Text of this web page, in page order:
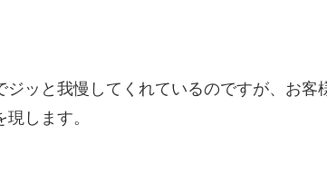
ッと我慢してくれているのですが、お客
します。